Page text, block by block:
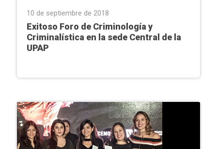
10 de septiembre de 2018
Exitoso Foro de Criminología y
Criminalística en la sede Central de la
UPAP